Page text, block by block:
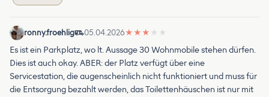
ronny.froehlig 05.04.2026★ ★ ★ ★ ★
Es ist ein Parkplatz, wo lt. Aussage 30 Wohnmobile stehen dürfen.
Dies ist auch okay. ABER: der Platz verfügt über eine
Servicestation, die augenscheinlich nicht funktioniert und muss für
die Entsorgung bezahlt werden, das Toilettenhäuschen ist nur mit